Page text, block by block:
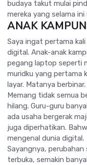
budaya takut mulai
mereka yang selama
ANAK
Saya ingat pertama
digital. Anak-anak
pegang laptop seperti
muridku yang pertama
layar. Matanya
Memang tidak semua
hilang. Guru-guru
ada usaha bergerak
juga diperhatikan.
mengenal dunia digital.
Sayangnya, perubahan
terbuka, semakin